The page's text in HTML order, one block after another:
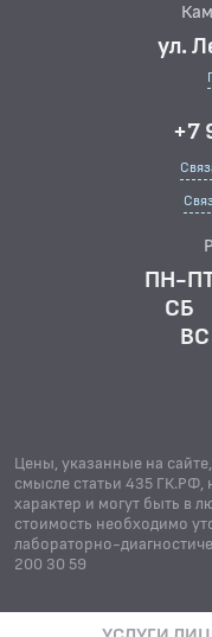
ул.
+7
ПН-
СБ
ВС
Цены, указанные на
смысле статьи 435
характер и могут быть в
стоимость необходимо
лабораторно-
200 30 59